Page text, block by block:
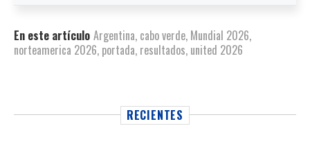
En este artículo Argentina, cabo verde, Mundial 2026,
norteamerica 2026, portada, resultados, united 2026
RECIENTES